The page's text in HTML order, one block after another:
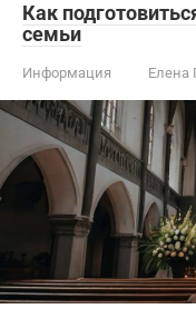
Как
семьи
Информация Елена